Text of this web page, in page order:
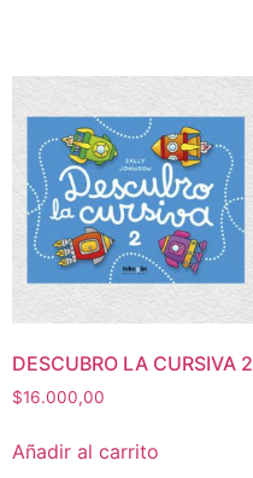
DESCUBRO LA CURSIVA 2
$16.000,00
Añadir al carrito